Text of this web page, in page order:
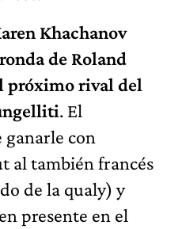
Khachanov
de Roland
próximo rival del
. El
ganarle con
al también francés
de la qualy) y
presente en el